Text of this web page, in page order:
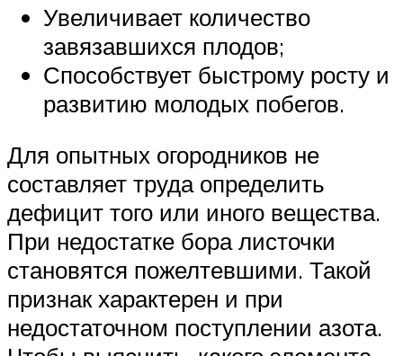
Увеличивает количество
завязавшихся плодов;
Способствует быстрому росту и
развитию молодых побегов.
Для опытных огородников не
составляет труда определить
дефицит того или иного вещества.
При недостатке бора листочки
становятся пожелтевшими. Такой
признак характерен и при
недостаточном поступлении азота.